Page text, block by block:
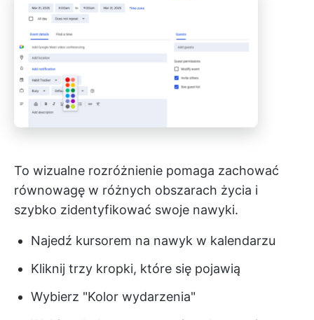
To wizualne rozróżnienie pomaga zachować
równowagę w różnych obszarach życia i
szybko zidentyfikować swoje nawyki.
Najedź kursorem na nawyk w kalendarzu
Kliknij trzy kropki, które się pojawią
Wybierz "Kolor wydarzenia"